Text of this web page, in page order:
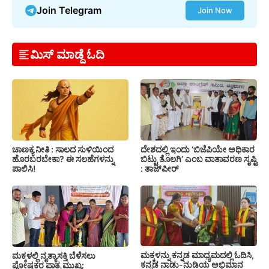
Join Telegram Join Now
ಮಿಸ್ ಮಾಡ್ದೆ ಓದಿ
ಚಾಣಕ್ಯ ನೀತಿ : ಸಾಲದ ಸುಳಿಯಿಂದ
ಹೊರಬರಬೇಕಾ? ಈ ಸಲಹೆಗಳನ್ನು
ಪಾಲಿಸಿ!
ದೇಶದಲ್ಲಿ ಇಂದು ‘ಬಿಜೆಪಿಯೇ ಅಧಿಕಾರ
ಬಿಟ್ಟು ತೊಲಗಿ’ ಎಂಬ ವಾತಾವರಣ ಸೃಷ್ಟಿ
: ತಾಜ್‌ಪೀರ್
ಮಕ್ಕಳಲ್ಲಿ ನೃತ್ಯಾಸಕ್ತಿ ಬೆಳೆಸಲು
ಪೋಷಕರ ಪಾತ್ರ ಮುಖ್ಯ:
ಮಕ್ಕಳನ್ನು ಕನ್ನಡ ಮಾಧ್ಯಮದಲ್ಲಿ ಓದಿಸಿ,
ಕನ್ನಡ ನಾಡು-ನುಡಿಯ ಅಭಿಮಾನ